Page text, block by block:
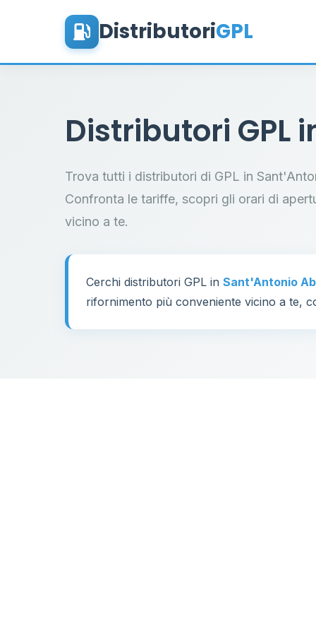
DistributoriGPL
Distributori GPL
Trova tutti i distributori di GPL in
Confronta le tariffe, scopri gli orari di
vicino a te.
Cerchi distributori GPL in Sant'Antonio
rifornimento più conveniente vicino a te,